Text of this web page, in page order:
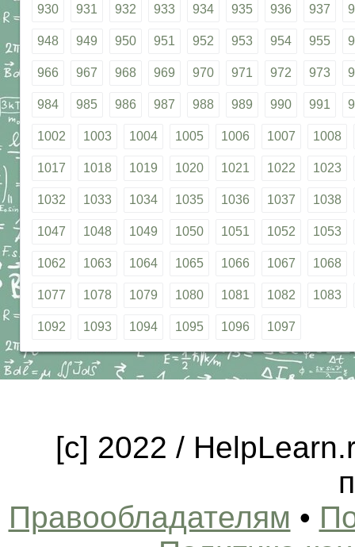
930 931 932 933 934 935 936 937
948 949 950 951 952 953 954 955
966 967 968 969 970 971 972 973
984 985 986 987 988 989 990 991
1002 1003 1004 1005 1006 1007 1008
1017 1018 1019 1020 1021 1022 1023
1032 1033 1034 1035 1036 1037 1038
1047 1048 1049 1050 1051 1052 1053
1062 1063 1064 1065 1066 1067 1068
1077 1078 1079 1080 1081 1082 1083
1092 1093 1094 1095 1096 1097
[c] 2022 /
Правообладателям •